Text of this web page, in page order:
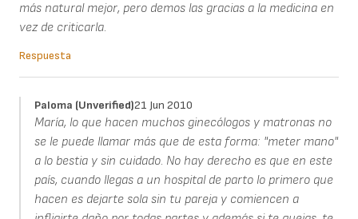
más natural mejor, pero demos las gracias a la medicina en
vez de criticarla.
Respuesta
Paloma (unverified)21 Jun 2010
María, lo que hacen muchos ginecólogos y matronas no
se le puede llamar más que de esta forma: "meter mano"
a lo bestia y sin cuidado. No hay derecho es que en este
país, cuando llegas a un hospital de parto lo primero que
hacen es dejarte sola sin tu pareja y comiencen a